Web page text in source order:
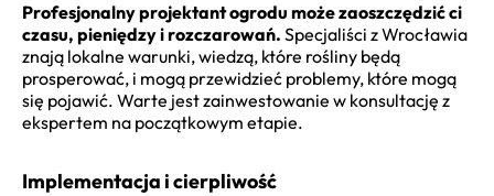
Profesjonalny projektant ogrodu może zaoszczędzić ci
czasu, pieniędzy i rozczarowań. Specjaliści z Wrocławia
znają lokalne warunki, wiedzą, które rośliny będą
prosperować, i mogą przewidzieć problemy, które mogą
się pojawić. Warte jest zainwestowanie w konsultację z
ekspertem na początkowym etapie.
Implementacja i cierpliwość